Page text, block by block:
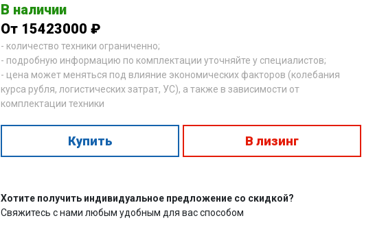
В наличии
От 15423000 ₽
- количество техники ограниченно;
- подробную информацию по комплектации уточняйте у специалистов;
- цена может меняться под влияние экономических факторов (колебания
курса рубля, логистических затрат, УС), а также в зависимости от
комплектации техники
Купить В лизинг
Хотите получить индивидуальное предложение со скидкой?
Свяжитесь с нами любым удобным для вас способом